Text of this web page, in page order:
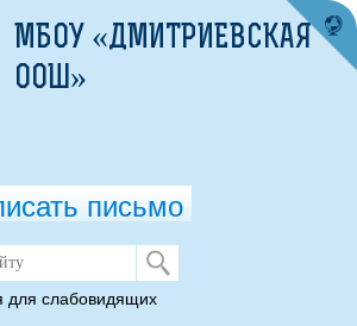
за Май 2026
МБОУ «ДМИТРИЕВСКАЯ
ООШ»
письмо
для слабовидящих